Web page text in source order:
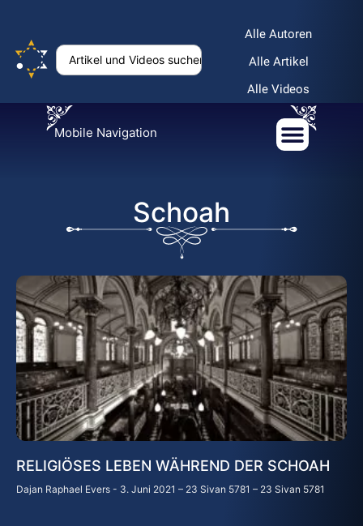
Alle Autoren
Alle Artikel
Alle Videos
Mobile Navigation
Schoah
RELIGIÖSES LEBEN WÄHREND DER SCHOAH
Dajan Raphael Evers 3. Juni 2021 – 23 Sivan 5781 – 23 Sivan 5781